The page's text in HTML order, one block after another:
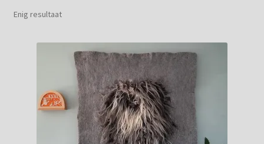
Winkelmand
Foto`s verkochte vachten
Privacybeleid
Enig resultaat